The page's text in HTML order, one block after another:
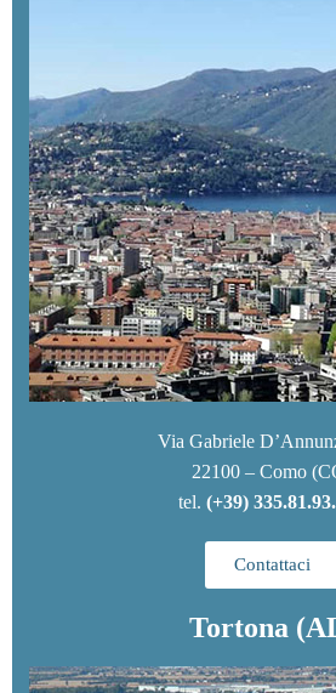
Via Gabriele
22100 – Como
tel. (+39)
Contattaci
Tortona